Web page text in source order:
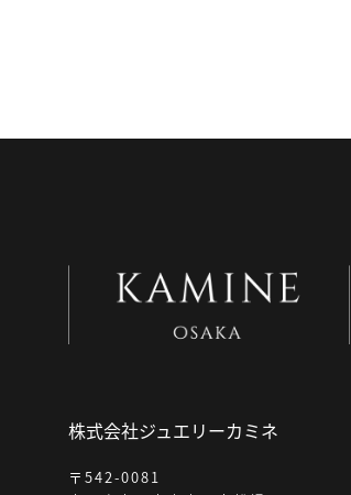
株式会社ジュエリーカミネ
〒542-0081